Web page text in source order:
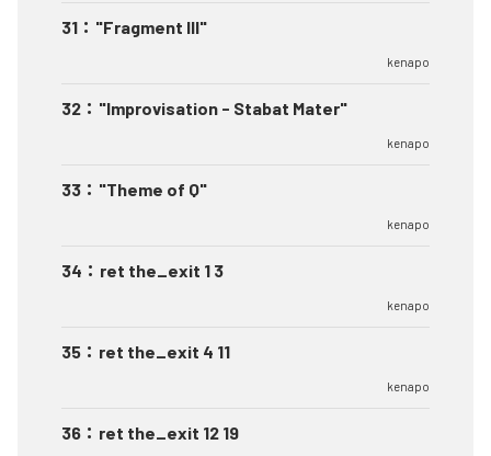
31 ： "Fragment III"
kenapo
32 ： "Improvisation - Stabat Mater"
kenapo
33 ： "Theme of Q"
kenapo
34 ： ret the_exit 1 3
kenapo
35 ： ret the_exit 4 11
kenapo
36 ： ret the_exit 12 19